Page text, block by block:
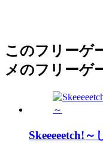
このフリーゲ
メのフリーゲ
Skeeeeetch!